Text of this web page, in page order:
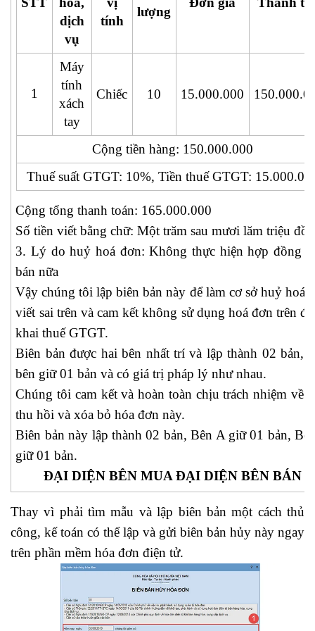
dịch
vụ
tính
lượng
1
Máy
tính
xách
tay
Chiếc 10 15.000.000
Cộng tiền hàng: 150.000.000
Thuế suất GTGT: 10%, Tiền thuế GTGT:
Cộng tổng thanh toán: 165.000.000
Số tiền viết bằng chữ: Một trăm sau mươi lăm triệu
3. Lý do huỷ hoá đơn: Không thực hiện hợp đồng
bán nữa
Vậy chúng tôi lập biên bản này để làm cơ sở huỷ hoá
viết sai trên và cam kết không sử dụng hoá đơn trên
khai thuế GTGT.
Biên bản được hai bên nhất trí và lập thành 02 bản,
bên giữ 01 bản và có giá trị pháp lý như nhau.
Chúng tôi cam kết và hoàn toàn chịu trách nhiệm về
thu hồi và xóa bỏ hóa đơn này.
Biên bản này lập thành 02 bản, Bên A giữ 01 bản,
giữ 01 bản.
ĐẠI DIỆN BÊN MUA ĐẠI DIỆN BÊN BÁN
Thay vì phải tìm mẫu và lập biên bản một cách thủ
công, kế toán có thể lập và gửi biên bản hủy này ngay
trên phần mềm hóa đơn điện tử.